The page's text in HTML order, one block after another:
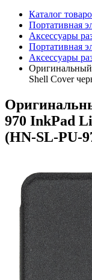
Каталог
Портативная
Аксессуары
Портативная
Аксессуары
Оригинальный
Shell Cover
970 InkPad
(HN-SL-PU-